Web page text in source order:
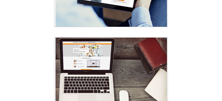
Разработка Landing Page для
финансового сервиса
Fin2you(2014)